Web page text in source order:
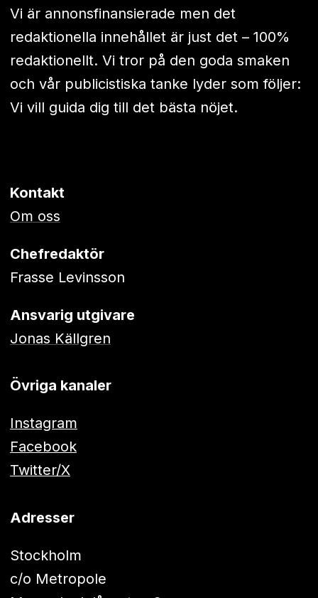
Vi är annonsfinansierade men det
redaktionella innehållet är just det – 100%
redaktionellt. Vi tror på den goda smaken
och vår publicistiska tanke lyder som följer:
Vi vill guida dig till det bästa nöjet.
Kontakt
Om oss
Chefredaktör
Frasse Levinsson
Ansvarig utgivare
Jonas Källgren
Övriga kanaler
Instagram
Facebook
Twitter/X
Adresser
Stockholm
c/o Metropole